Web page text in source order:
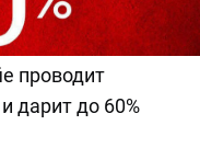
проводит
дарит до 60%